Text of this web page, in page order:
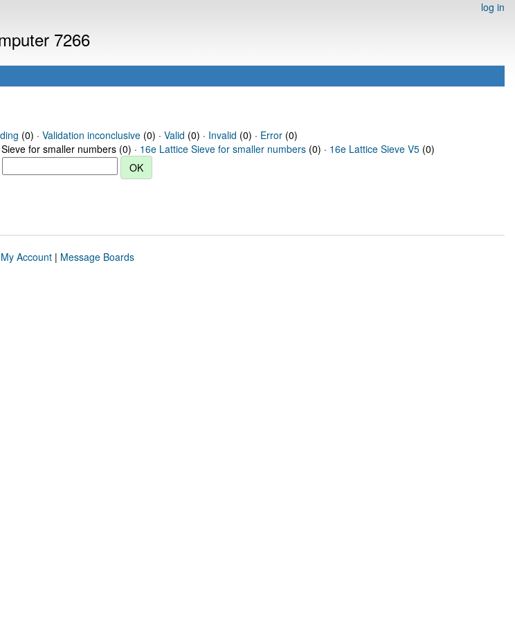
log in
7266
(0) · Validation inconclusive(0) · Valid (0) · Invalid (0) · Error(0)
for smaller numbers (0) · 16e Lattice Sieve for smaller numbers (0) · 16e Lattice Sieve V5 (0)
My Account| Message Boards